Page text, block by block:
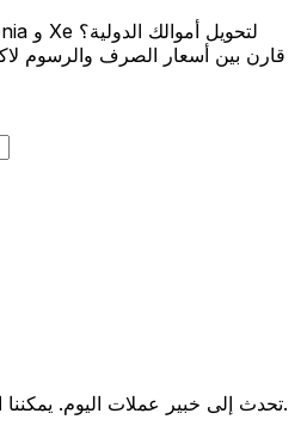
قارن بين أسعار الصرف والرسوم
تحدث إلى خبير عملات اليوم.يمكننا التفوق على أسعار المنافسين.